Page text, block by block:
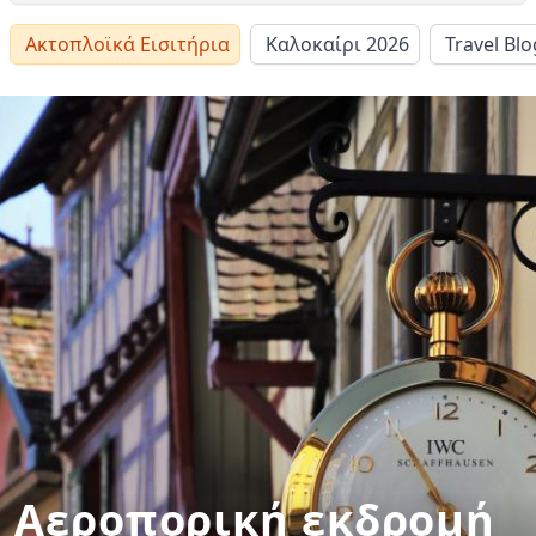
Ακτοπλοϊκά Εισιτήρια Καλοκαίρι 2026 Travel
Αεροπορική εκδρομή